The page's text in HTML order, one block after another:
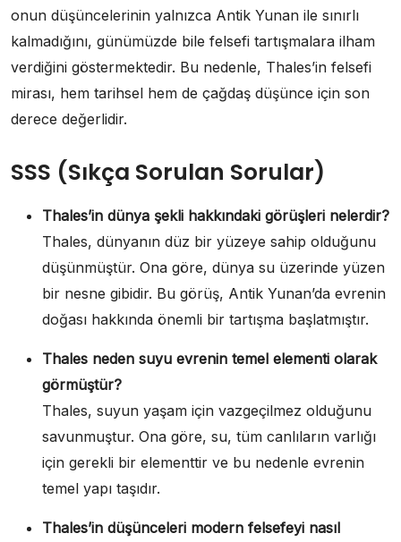
onun düşüncelerinin yalnızca Antik Yunan ile sınırlı
kalmadığını, günümüzde bile felsefi tartışmalara ilham
verdiğini göstermektedir. Bu nedenle, Thales’in felsefi
mirası, hem tarihsel hem de çağdaş düşünce için son
derece değerlidir.
SSS (Sıkça Sorulan Sorular)
Thales’in dünya şekli hakkındaki görüşleri nelerdir?
Thales, dünyanın düz bir yüzeye sahip olduğunu
düşünmüştür. Ona göre, dünya su üzerinde yüzen
bir nesne gibidir. Bu görüş, Antik Yunan’da evrenin
doğası hakkında önemli bir tartışma başlatmıştır.
Thales neden suyu evrenin temel elementi olarak
görmüştür?
Thales, suyun yaşam için vazgeçilmez olduğunu
savunmuştur. Ona göre, su, tüm canlıların varlığı
için gerekli bir elementtir ve bu nedenle evrenin
temel yapı taşıdır.
Thales’in düşünceleri modern felsefeyi nasıl